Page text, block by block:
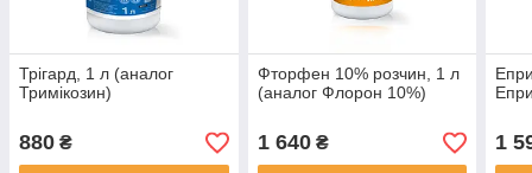
Трігард, 1 л (аналог
Тримікозин)
880 ₴
Фторфен 10% розчин, 1 л
(аналог Флорон 10%)
1 640₴ 1